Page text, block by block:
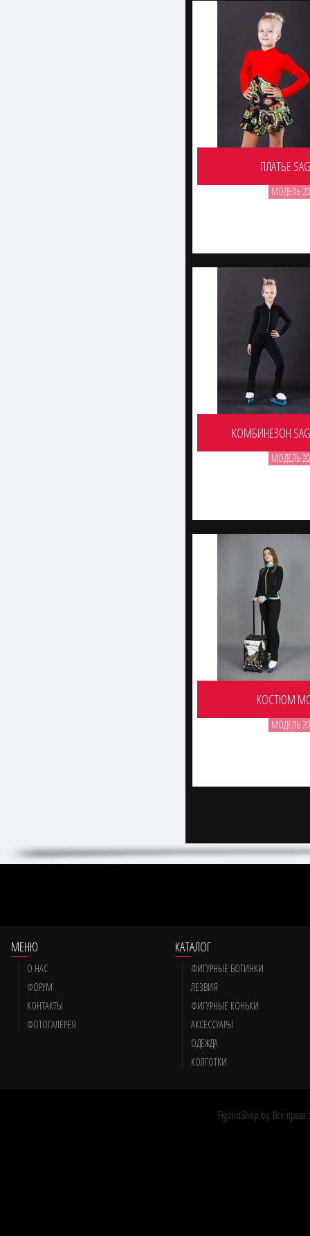
ПЛАТЬЕ
МОДЕЛЬ
КОМБИНЕЗОН
МОДЕЛЬ
КОСТЮМ
МОДЕЛЬ
МЕНЮ
О НАС
ФОРУМ
КОНТАКТЫ
ФОТОГАЛЕРЕЯ
КАТАЛОГ
ФИГУРНЫЕ БОТИНКИ
ЛЕЗВИЯ
ФИГУРНЫЕ КОНЬКИ
АКСЕССУАРЫ
ОДЕЖДА
КОЛГОТКИ
FiguristShop.by. Все